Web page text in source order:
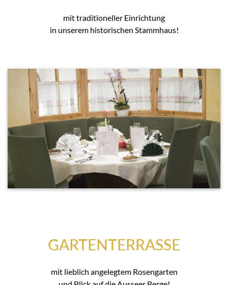
mit traditioneller Einrichtung
in unserem historischen Stammhaus!
GARTENTERRASSE
mit lieblich angelegtem Rosengarten